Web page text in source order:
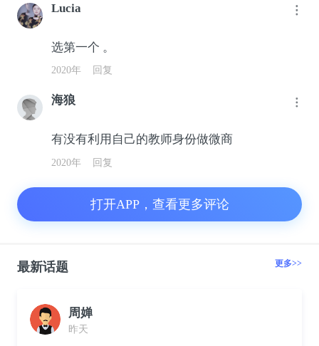
Lucia
选第一个 。
2020年 回复
海狼
有没有利用自己的教师身份做微商
2020年 回复
打开APP，查看更多评论
最新话题 更多>>
周婵
昨天